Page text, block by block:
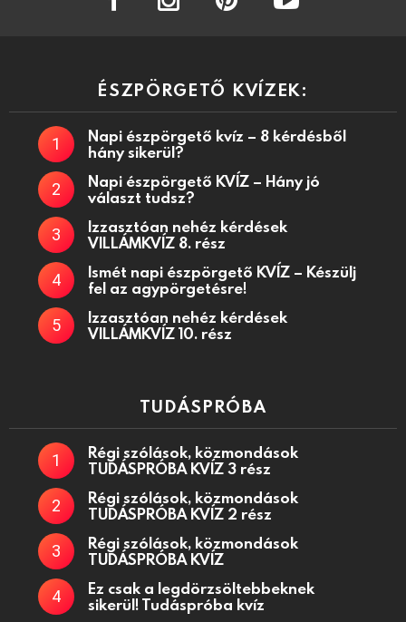
ÉSZPÖRGETŐ KVÍZEK:
Napi észpörgető kvíz – 8 kérdésből
hány sikerül?
Napi észpörgető KVÍZ – Hány jó
választ tudsz?
Izzasztóan nehéz kérdések
VILLÁMKVÍZ 8. rész
Ismét napi észpörgető KVÍZ – Készülj
fel az agypörgetésre!
Izzasztóan nehéz kérdések
VILLÁMKVÍZ 10. rész
TUDÁSPRÓBA
Régi szólások, közmondások
TUDÁSPRÓBA KVÍZ 3 rész
Régi szólások, közmondások
TUDÁSPRÓBA KVÍZ 2 rész
Régi szólások, közmondások
TUDÁSPRÓBA KVÍZ
Ez csak a legdörzsöltebbeknek
sikerül! Tudáspróba kvíz